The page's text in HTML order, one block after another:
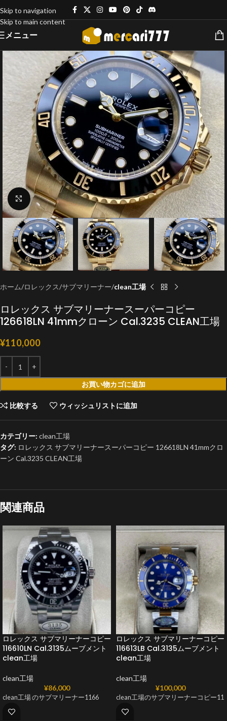
Skip to navigation
Skip to main content
メニュー
クリックで拡大
ホーム ロレックス サブマリーナー clean工場
ロレックス サブマリーナースーパーコピー
126618LN 41mmクローン Cal.3235 CLEAN工場
¥110,000
お買い物カゴに追加
比較する ウィッシュリストに追加
カテゴリー: clean工場
タグ: ロレックス サブマリーナースーパーコピー 126618LN 41mmクロ
ーン Cal.3235 CLEAN工場
関連商品
ロレックス サブマリーナーコピー
116610LN Cal.3135ムーブメント
clean工場
clean工場
¥86,000
clean工場 のサブマリーナー1166
ロレックス サブマリーナーコピー
116613LB Cal.3135ムーブメント
clean工場
clean工場
¥100,000
clean工場のサブマリーナーコピー11